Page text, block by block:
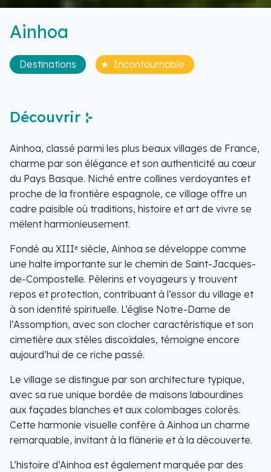
Ainhoa
Destinations Incontournable
Découvrir
Ainhoa, classé parmi les plus beaux villages de France,
charme par son élégance et son authenticité au cœur
du Pays Basque. Niché entre collines verdoyantes et
proche de la frontière espagnole, ce village offre un
cadre paisible où traditions, histoire et art de vivre se
mêlent harmonieusement.
Fondé au XIIIᵉ siècle, Ainhoa se développe comme
une halte importante sur le chemin de Saint-Jacques-
de-Compostelle. Pèlerins et voyageurs y trouvent
repos et protection, contribuant à l’essor du village et
à son identité spirituelle. L’église Notre-Dame de
l’Assomption, avec son clocher caractéristique et son
cimetière aux stèles discoïdales, témoigne encore
aujourd’hui de ce riche passé.
Le village se distingue par son architecture typique,
avec sa rue unique bordée de maisons labourdines
aux façades blanches et aux colombages colorés.
Cette harmonie visuelle confère à Ainhoa un charme
remarquable, invitant à la flânerie et à la découverte.
L’histoire d’Ainhoa est également marquée par des